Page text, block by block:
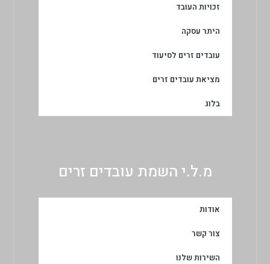
זכויות העובד
היתר עסקה
עובדים זרים לסיעוד
מציאת עובדים זרים
בלוג
מ.ל.י השמת עובדים זרים
אודות
צור קשר
השירות שלנו